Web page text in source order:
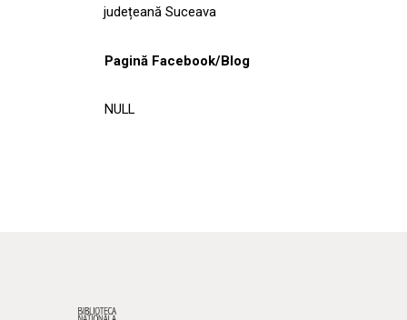
județeană Suceava
Pagină Facebook/Blog
NULL